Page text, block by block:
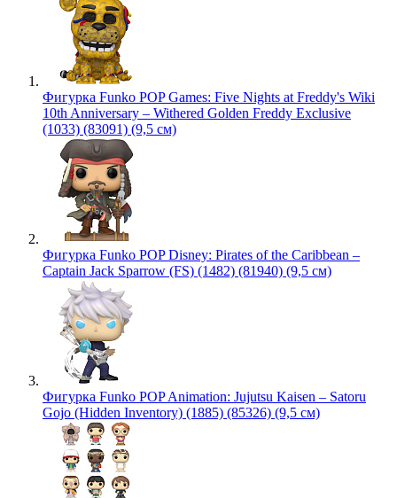
Фигурка Funko POP Games: Five Nights at Freddy's Wiki
10th Anniversary – Withered Golden Freddy Exclusive
(1033) (83091) (9,5 см)
Фигурка Funko POP Disney: Pirates of the Caribbean –
Captain Jack Sparrow (FS) (1482) (81940) (9,5 см)
Фигурка Funko POP Animation: Jujutsu Kaisen – Satoru
Gojo (Hidden Inventory) (1885) (85326) (9,5 см)